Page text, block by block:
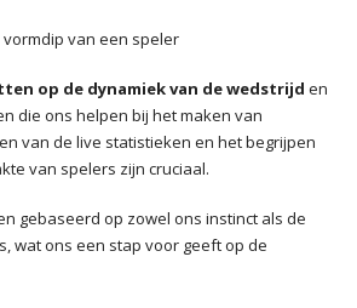
van een speler
op de dynamiek van de wedstrijd en
die ons helpen bij het maken van
van de live statistieken en het begrijpen
van spelers zijn cruciaal.
gebaseerd op zowel ons instinct als de
wat ons een stap voor geeft op de